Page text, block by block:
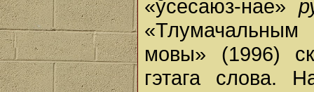
«ўсесаюз-нае»
«Тлумачальным
мовы» (1996)
гэтага слова.